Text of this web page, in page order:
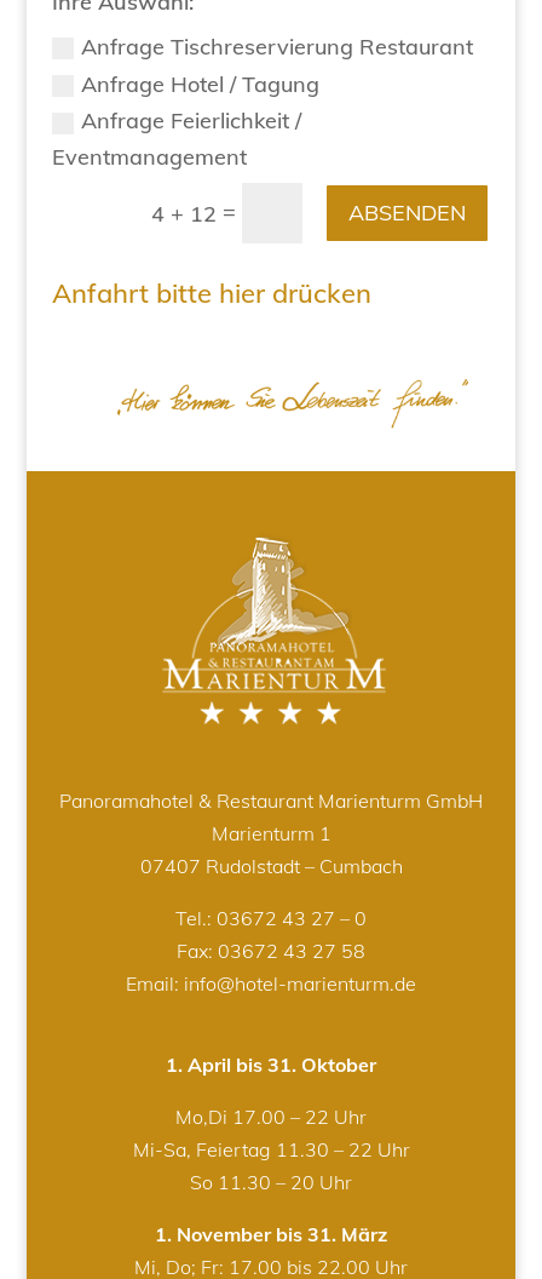
Anfrage Tischreservierung Restaurant
Anfrage Hotel / Tagung
Anfrage Feierlichkeit /
Eventmanagement
4 + 12 = ABSENDEN
Anfahrt bitte hier drücken
Panoramahotel & Restaurant Marienturm GmbH
Marienturm 1
07407 Rudolstadt – Cumbach
Tel.: 03672 43 27 – 0
Fax: 03672 43 27 58
Email: info@hotel-marienturm.de
1. April bis 31. Oktober
Mo,Di 17.00 – 22 Uhr
Mi-Sa, Feiertag 11.30 – 22 Uhr
So 11.30 – 20 Uhr
1. November bis 31. März
Mi, Do; Fr: 17.00 bis 22.00 Uhr